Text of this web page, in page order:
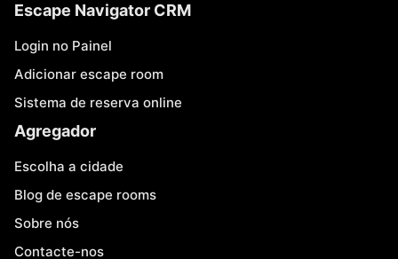
Escape Navigator CRM
Login no Painel
Adicionar escape room
Sistema de reserva online
Agregador
Escolha a cidade
Blog de escape rooms
Sobre nós
Contacte-nos